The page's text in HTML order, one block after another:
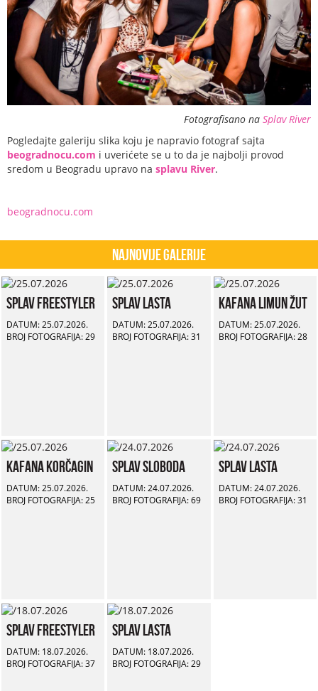
Fotografisano na Splav River
Pogledajte galeriju slika koju je napravio fotograf sajta
beogradnocu.com i uverićete se u to da je najbolji provod
sredom u Beogradu upravo na splavu River.
beogradnocu.com
Najnovije Galerije
Splav Freestyler
DATUM: 25.07.2026.
BROJ FOTOGRAFIJA: 29
Splav Lasta
DATUM: 25.07.2026.
BROJ FOTOGRAFIJA: 31
Kafana Limun Žut
DATUM: 25.07.2026.
BROJ FOTOGRAFIJA: 28
Kafana Korčagin
DATUM: 25.07.2026.
BROJ FOTOGRAFIJA: 25
Splav Sloboda
DATUM: 24.07.2026.
BROJ FOTOGRAFIJA: 69
Splav Lasta
DATUM: 24.07.2026.
BROJ FOTOGRAFIJA: 31
Splav Freestyler
DATUM: 18.07.2026.
BROJ FOTOGRAFIJA: 37
Splav Lasta
DATUM: 18.07.2026.
BROJ FOTOGRAFIJA: 29